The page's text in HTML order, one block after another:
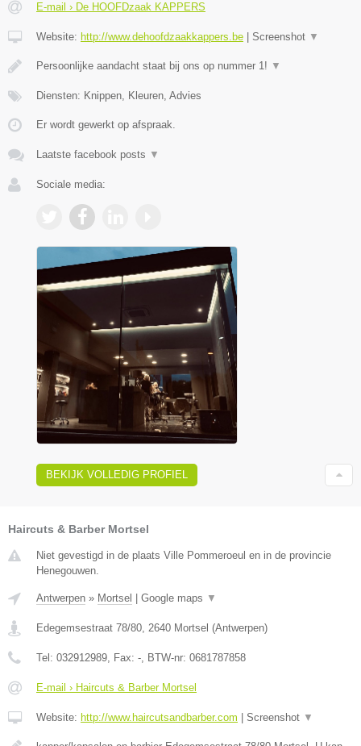
E-mail › De HOOFDzaak KAPPERS
Website: http://www.dehoofdzaakkappers.be Screenshot ▼
Persoonlijke aandacht staat bij ons op nummer 1! ▼
Diensten: Knippen, Kleuren, Advies
Er wordt gewerkt op afspraak.
Laatste facebook posts ▼
Sociale media:
BEKIJK VOLLEDIG PROFIEL
Haircuts & Barber Mortsel
Niet gevestigd in de plaats Ville Pommeroeul en in de provincie
Henegouwen.
Antwerpen » Mortsel Google maps ▼
Edegemsestraat 78/80, 2640 Mortsel (Antwerpen)
Tel: 032912989, Fax: -, BTW-nr: 0681787858
E-mail › Haircuts & Barber Mortsel
Website: http://www.haircutsandbarber.com Screenshot ▼